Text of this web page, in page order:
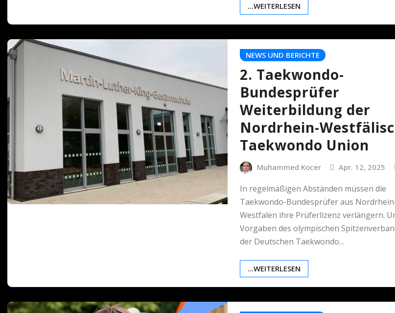
...WEITERLESEN
NEWS UND BERICHTE
2. Taekwondo-
Bundesprüfer
Weiterbildung der
Nordrhein-
Taekwondo Union
Muhammed Kocer Apr. 12, 2025
In regelmäßigen Abständen müssen die
Taekwondo-Bundesprüfer aus
Westfalen ihre Prüferlizenz verlängern.
Vorgaben des olympischen
der Deutschen Taekwondo…
...WEITERLESEN